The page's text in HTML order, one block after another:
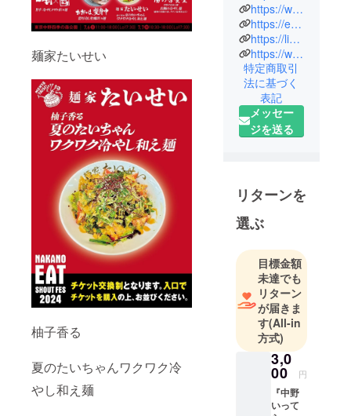
麺家たいせい
柚子香る
夏のたいちゃんワクワク冷
やし和え麺
コンセプト
「わかっ
ちゃいるけ
どやめられ
ない、後悔
するために
生きてい
る」
n-
minowaya.jp/
https://www.instagram.com/tokyominowaya/
https://eakminowaya.base.shop/
https://linevoom.line.me/user/_dTgr1MW7CuVK6AWdviIUXGr0Jlnkg0PuEXNhSiA?utm_medium=windows&utm_source=desktop&utm_campaign=OA_Profile
https://www.tiktok.com/@eakminowaya
特定商取引
法に基づく
表記
メッセー
ジを送る
リターンを
選ぶ
目標金額
未達でも
リターン
が届きま
す(All-in
方式)
3,0
00 円
『中野
いって